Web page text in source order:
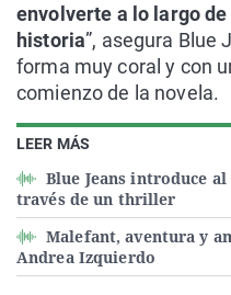
LEER MÁS
Blue Jeans introduce
través de un thriller
Malefant, aventura y
Andrea Izquierdo
envolverte a lo largo
historia”, asegura Blue
forma muy coral y con
comienzo de la novela.